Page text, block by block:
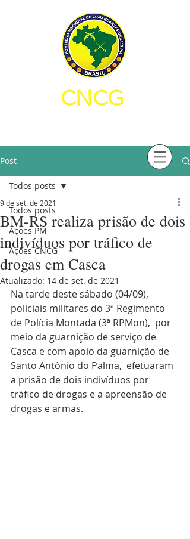
CNCG
Post
Todos posts
Ações PM
Ações CNCG
Todos posts
BM-RS realiza prisão de dois
indivíduos por tráfico de
drogas em Casca
9 de set. de 2021
Atualizado: 14 de set. de 2021
Na tarde deste sábado (04/09),
policiais militares do 3ª Regimento
de Polícia Montada (3ª RPMon),  por
meio da guarnição de serviço de
Casca e com apoio da guarnição de
Santo Antônio do Palma,  efetuaram
a prisão de dois indivíduos por
tráfico de drogas e a apreensão de
drogas e armas.